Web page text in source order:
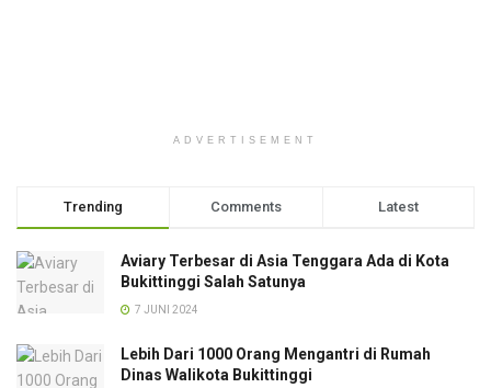
ADVERTISEMENT
Trending Comments Latest
Aviary Terbesar di Asia Tenggara Ada di Kota
Bukittinggi Salah Satunya
7 JUNI 2024
Lebih Dari 1000 Orang Mengantri di Rumah
Dinas Walikota Bukittinggi